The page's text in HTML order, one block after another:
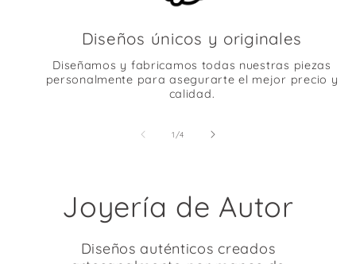
Diseños únicos y originales
Diseñamos y fabricamos todas nuestras piezas
personalmente para asegurarte el mejor precio y
calidad.
1/de
4
Joyería de Autor
Diseños auténticos creados